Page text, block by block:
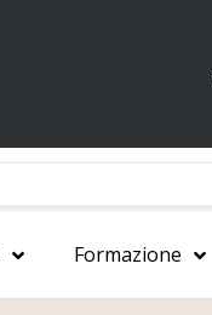
Formazione